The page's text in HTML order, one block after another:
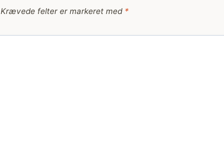
Krævede felter er markeret med *